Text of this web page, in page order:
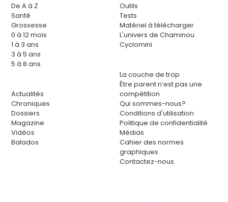
De A à Z
Santé
Grossesse
0 à 12 mois
1 à 3 ans
3 à 5 ans
5 à 8 ans
Actualités
Chroniques
Dossiers
Magazine
Vidéos
Balados
Outils
Tests
Matériel à télécharger
L'univers de Chaminou
Cyclomini
La couche de trop
Être parent n’est pas une
compétition
Qui sommes-nous?
Conditions d'utilisation
Politique de confidentialité
Médias
Cahier des normes
graphiques
Contactez-nous